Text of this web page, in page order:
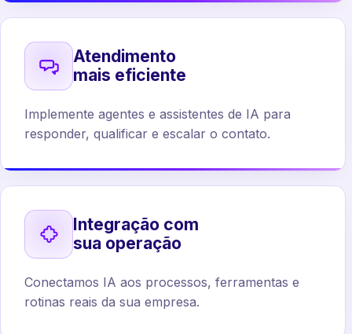
Atendimento
mais eficiente
Implemente agentes e assistentes de IA para
responder, qualificar e escalar o contato.
Integração com
sua operação
Conectamos IA aos processos, ferramentas e
rotinas reais da sua empresa.